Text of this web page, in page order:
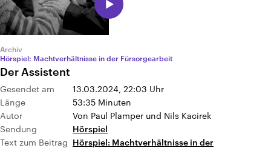
Archiv
Hörspiel: Machtverhältnisse in der Fürsorgearbeit
Der Assistent
Gesendet am 13.03.2024, 22:03 Uhr
Länge
53:35 Minuten
Autor
Von Paul Plamper und Nils Kacirek
Sendung
Hörspiel
Text zum Beitrag Hörspiel: Machtverhältnisse in der